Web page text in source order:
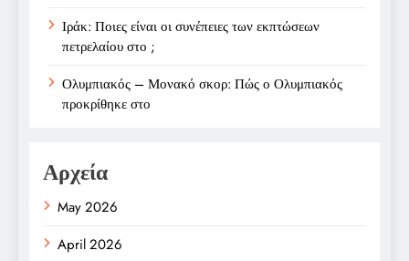
Ιράκ: Ποιες είναι οι συνέπειες των εκπτώσεων
πετρελαίου στο ;
Ολυμπιακός – Μονακό σκορ: Πώς ο Ολυμπιακός
προκρίθηκε στο
Αρχεία
May 2026
April 2026